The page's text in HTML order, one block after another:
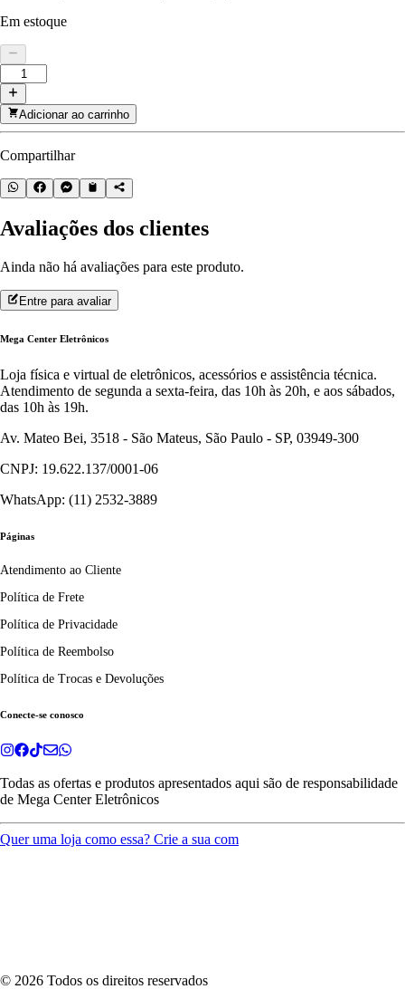
Em estoque
Adicionar ao carrinho
Compartilhar
Avaliações dos clientes
Ainda não há avaliações para este produto.
Entre para avaliar
Mega Center Eletrônicos
Loja física e virtual de eletrônicos, acessórios e assistência técnica.
Atendimento de segunda a sexta-feira, das 10h às 20h, e aos sábados,
das 10h às 19h.
Av. Mateo Bei, 3518 - São Mateus, São Paulo - SP, 03949-300
CNPJ: 19.622.137/0001-06
WhatsApp: (11) 2532-3889
Páginas
Atendimento ao Cliente
Política de Frete
Política de Privacidade
Política de Reembolso
Política de Trocas e Devoluções
Conecte-se conosco
Todas as ofertas e produtos apresentados aqui são de responsabilidade
de Mega Center Eletrônicos
Quer uma loja como essa? Crie a sua com
© 2026 Todos os direitos reservados